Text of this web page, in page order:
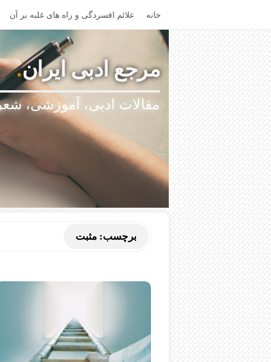
خانه علائم افسردگی و راه های غلبه بر آن
مرجع ادبی ایران.
مقالات ادبی، آموزشی،
برچسب: مثبت